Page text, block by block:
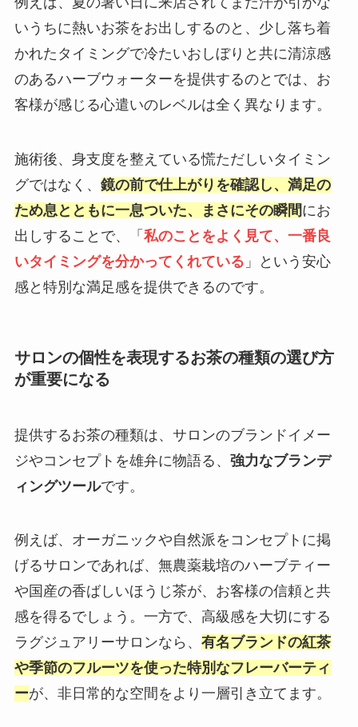
いうちに熱いお茶をお出しするのと、少し落ち着
かれたタイミングで冷たいおしぼりと共に清涼感
のあるハーブウォーターを提供するのとでは、お
客様が感じる心遣いのレベルは全く異なります。
施術後、身支度を整えている慌ただしいタイミン
グではなく、 鏡の前で仕上がりを確認し、満足の
ため息とともに一息ついた、まさにその瞬間にお
出しすることで、「 私のことをよく見て、一番良
いタイミングを分かってくれている 」という安心
感と特別な満足感を提供できるのです。
サロンの個性を表現するお茶の種類の選び方
が重要になる
提供するお茶の種類は、サロンのブランドイメー
ジやコンセプトを雄弁に物語る、 強力なブランデ
ィングツールです。
例えば、オーガニックや自然派をコンセプトに掲
げるサロンであれば、無農薬栽培のハーブティー
や国産の香ばしいほうじ茶が、お客様の信頼と共
感を得るでしょう。一方で、高級感を大切にする
ラグジュアリーサロンなら、 有名ブランドの紅茶
や季節のフルーツを使った特別なフレーバーティ
ーが、非日常的な空間をより一層引き立てます。